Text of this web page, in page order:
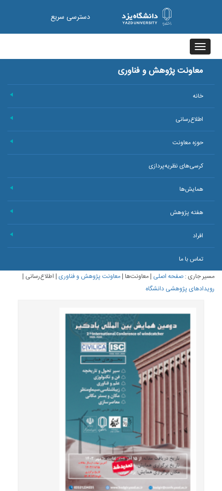
دسترسی سریع
Toggle
navigation
معاونت پژوهش و فناوری
خانه
اطلاع‌رسانی
حوزه معاونت
کرسی‌های نظریه‌پردازی
همایش‌ها
هفته پژوهش
افراد
تماس با ما
مسیر جاری :صفحه اصلی |معاونت‌ها|معاونت پژوهش و فناوری|اطلاع‌رسانی |
رویدادهای پژوهشی دانشگاه